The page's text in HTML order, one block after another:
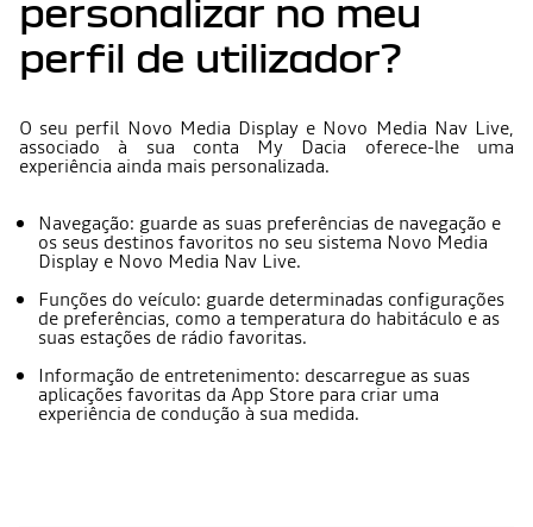
personalizar no meu
perfil de utilizador?
O seu perfil Novo Media Display e Novo Media Nav Live,
associado à sua conta My Dacia oferece-lhe uma
experiência ainda mais personalizada.
Navegação: guarde as suas preferências de navegação e
os seus destinos favoritos no seu sistema Novo Media
Display e Novo Media Nav Live.
Funções do veículo: guarde determinadas configurações
de preferências, como a temperatura do habitáculo e as
suas estações de rádio favoritas.
Informação de entretenimento: descarregue as suas
aplicações favoritas da App Store para criar uma
experiência de condução à sua medida.